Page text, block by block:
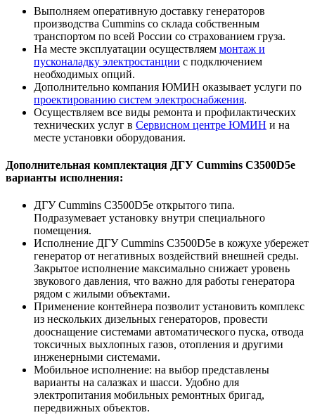
Выполняем оперативную доставку генераторов
производства Cummins со склада собственным
транспортом по всей России со страхованием груза.
На месте эксплуатации осуществляем монтаж и
пусконаладку электростанции с подключением
необходимых опций.
Дополнительно компания ЮМИН оказывает услуги по
проектированию систем электроснабжения.
Осуществляем все виды ремонта и профилактических
технических услуг в Сервисном центре ЮМИН и на
месте установки оборудования.
Дополнительная комплектация ДГУ Cummins C3500D5e
варианты исполнения:
ДГУ Cummins C3500D5e открытого типа.
Подразумевает установку внутри специального
помещения.
Исполнение ДГУ Cummins C3500D5e в кожухе убережет
генератор от негативных воздействий внешней среды.
Закрытое исполнение максимально снижает уровень
звукового давления, что важно для работы генератора
рядом с жилыми объектами.
Применение контейнера позволит установить комплекс
из нескольких дизельных генераторов, провести
дооснащение системами автоматического пуска, отвода
токсичных выхлопных газов, отопления и другими
инженерными системами.
Мобильное исполнение: на выбор представлены
варианты на салазках и шасси. Удобно для
электропитания мобильных ремонтных бригад,
передвижных объектов.